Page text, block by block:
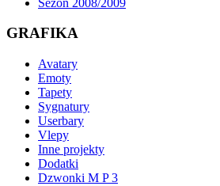
GRAFIKA
Avatary
Emoty
Tapety
Sygnatury
Userbary
Vlepy
Inne projekty
Dodatki
Dzwonki M P 3